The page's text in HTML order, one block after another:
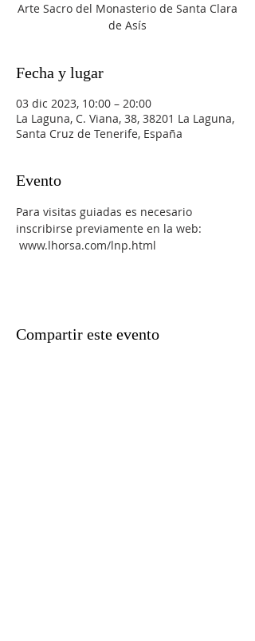
Arte Sacro del Monasterio de Santa Clara
de Asís
Fecha y lugar
03 dic 2023, 10:00 – 20:00
La Laguna, C. Viana, 38, 38201 La Laguna,
Santa Cruz de Tenerife, España
Evento
Para visitas guiadas es necesario
inscribirse previamente en la web:
www.lhorsa.com/lnp.html
Compartir este evento